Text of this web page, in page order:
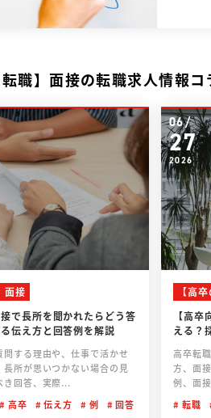
転職】面接の転職求人情報コ
面接
で長所を聞かれたらどう答
伝え方と回答例を解説
する理由や、仕事で活かせ
長所が思いつかない場合の見
き回答、実際...
高卒 伝え方 例
回答
06/
27
2026
【高
【高
える？
高卒転
方、面
例、面
転職